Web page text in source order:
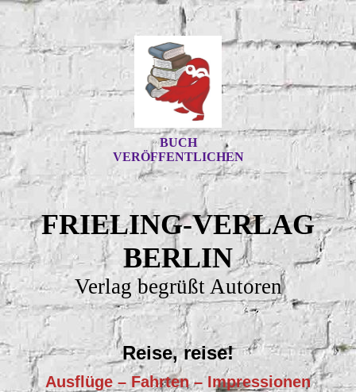
BUCH
VERÖFFENTLICHEN
FRIELING-VERLAG
BERLIN
Verlag begrüßt Autoren
Reise, reise!
Ausflüge – Fahrten – Impressionen